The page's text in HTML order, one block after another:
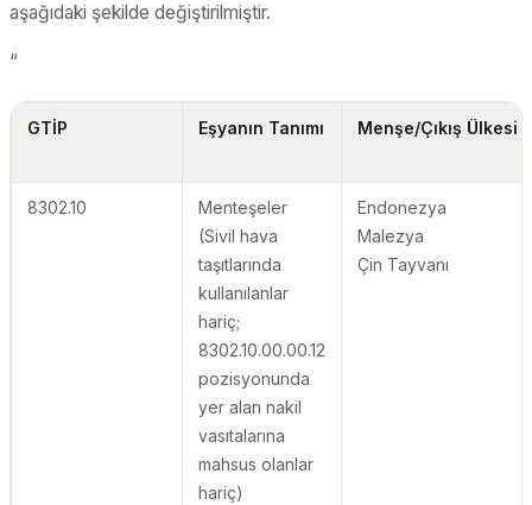
aşağıdaki şekilde değiştirilmiştir.
“
GTİP Eşyanın Tanımı Menşe/Çıkış Ülkesi
8302.10
Menteşeler
(Sivil hava
taşıtlarında
kullanılanlar
hariç;
8302.10.00.00.12
pozisyonunda
yer alan nakil
vasıtalarına
mahsus olanlar
hariç)
Endonezya
Malezya
Çin Tayvanı